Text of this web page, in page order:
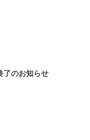
了のお知らせ